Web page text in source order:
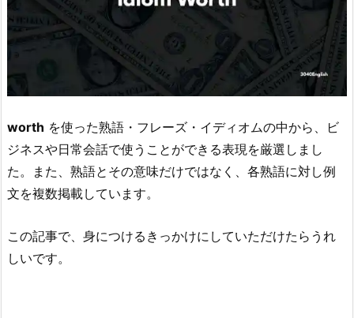
worth を使った熟語・フレーズ・イディオムの中から、ビ
ジネスや日常会話で使うことができる表現を厳選しまし
た。また、熟語とその意味だけではなく、各熟語に対し例
文を複数掲載しています。
この記事で、身につけるきっかけにしていただけたらうれ
しいです。